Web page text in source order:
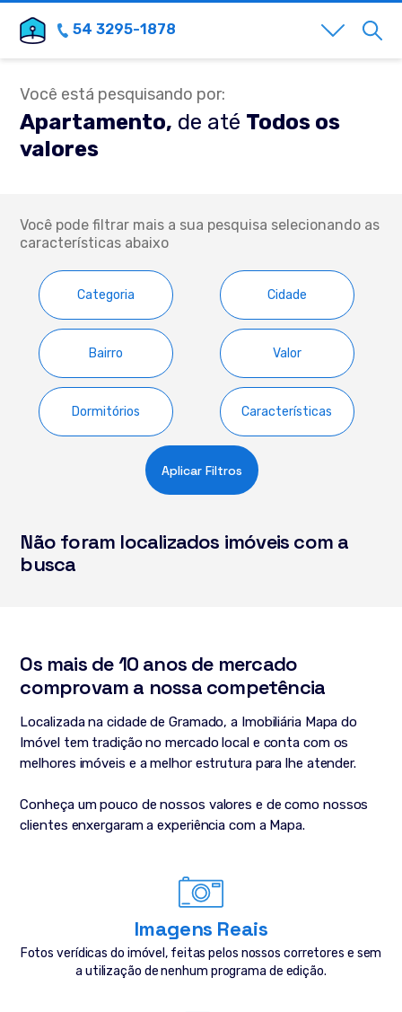
54 3295-1878
Você está pesquisando por:
Apartamento, de até Todos os
valores
Você pode filtrar mais a sua pesquisa selecionando as
características abaixo
Categoria Cidade
Bairro Valor
Dormitórios Características
Aplicar Filtros
Não foram localizados imóveis com a
busca
Os mais de 10 anos de mercado
comprovam a nossa competência
Localizada na cidade de Gramado, a Imobiliária Mapa do
Imóvel tem tradição no mercado local e conta com os
melhores imóveis e a melhor estrutura para lhe atender.
Conheça um pouco de nossos valores e de como nossos
clientes enxergaram a experiência com a Mapa.
Imagens Reais
Fotos verídicas do imóvel, feitas pelos nossos corretores e sem
a utilização de nenhum programa de edição.